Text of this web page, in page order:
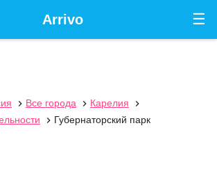
☰
Arrivo
 Все города  Карелия

 Губернаторский парк